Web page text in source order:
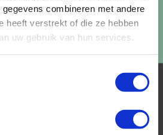
combineren met andere
heeft verstrekt of die ze hebben
uw gebruik van hun services.